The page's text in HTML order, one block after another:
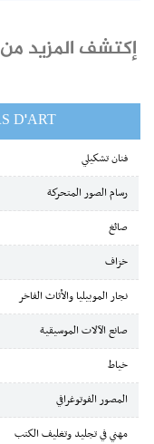
إكتشف المزيد
D'ART
فنان تشكيلي
رسام الصور المتحركة
صائغ
خزاف
نجار الموبيليا والأثاث الفاخر
صانع الآلات الموسيقية
خياط
المصور الفوتوغرافي
مهني في تجليد وتغليف الكتب